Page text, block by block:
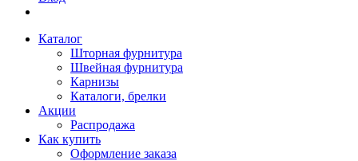
Каталог
Шторная фурнитура
Швейная фурнитура
Карнизы
Каталоги, брелки
Акции
Распродажа
Как купить
Оформление заказа